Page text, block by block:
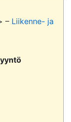
– Liikenne- ja